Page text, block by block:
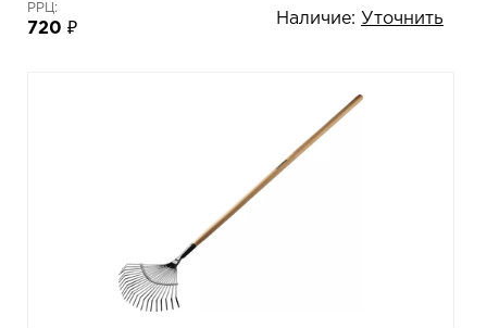
РРЦ:
720 ₽
Наличие: Уточнить